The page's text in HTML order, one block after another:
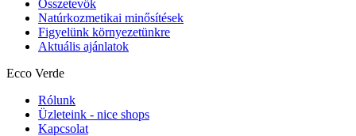
Összetevők
Natúrkozmetikai minősítések
Figyelünk környezetünkre
Aktuális ajánlatok
Ecco Verde
Rólunk
Üzleteink - nice shops
Kapcsolat